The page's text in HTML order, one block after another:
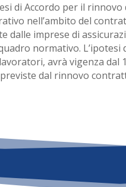
di Accordo per il
nell’ambito del
imprese di
normativo.
avrà vigenza
dal rinnovo